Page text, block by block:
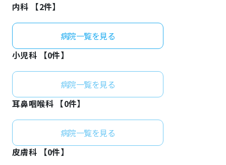
内科 【2件】
病院一覧を見る
小児科 【0件】
病院一覧を見る
耳鼻咽喉科 【0件】
病院一覧を見る
皮膚科 【0件】